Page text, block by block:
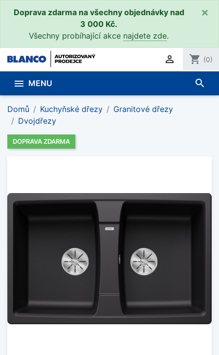
Doprava zdarma na všechny objednávky nad
3 000 Kč.
Všechny probíhající akce najdete zde.
×
 shopping_cart (0)
 MENU search
Domů Kuchyňské dřezy
Granitové dřezy
Dvojdřezy
DOPRAVA ZDARMA